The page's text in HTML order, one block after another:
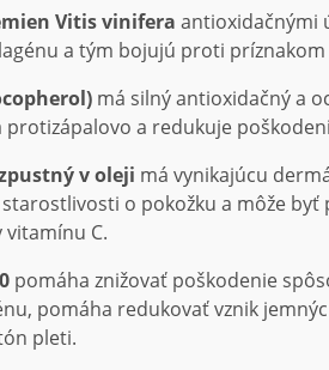
Vitis vinifera antioxidačnými
a tým bojujú proti
má silný antioxidačný a
a redukuje
v oleji má vynikajúcu
o pokožku a môže byť
C.
pomáha znižovať poškodenie
pomáha redukovať vznik
pleti.